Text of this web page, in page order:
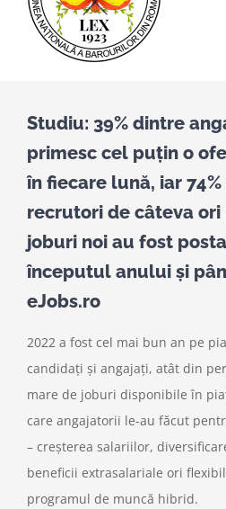
Studiu: 39% dintre
primesc cel puțin o
în fiecare lună, iar
recrutori de câteva ori
joburi noi au fost
începutul anului și
eJobs.ro
2022 a fost cel mai bun an pe
candidați și angajați, atât din
mare de joburi disponibile în
care angajatorii le-au făcut
– creșterea salariilor,
beneficii extrasalariale ori
programul de muncă hibrid.